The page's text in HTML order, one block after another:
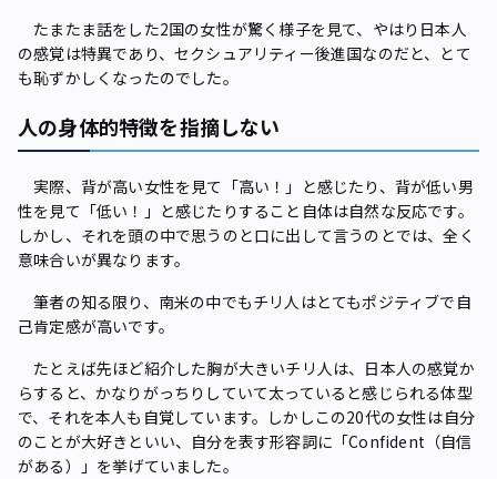
たまたま話をした2国の女性が驚く様子を見て、やはり日本人
の感覚は特異であり、セクシュアリティー後進国なのだと、とて
も恥ずかしくなったのでした。
人の身体的特徴を指摘しない
実際、背が高い女性を見て「高い！」と感じたり、背が低い男
性を見て「低い！」と感じたりすること自体は自然な反応です。
しかし、それを頭の中で思うのと口に出して言うのとでは、全く
意味合いが異なります。
筆者の知る限り、南米の中でもチリ人はとてもポジティブで自
己肯定感が高いです。
たとえば先ほど紹介した胸が大きいチリ人は、日本人の感覚か
らすると、かなりがっちりしていて太っていると感じられる体型
で、それを本人も自覚しています。しかしこの20代の女性は自分
のことが大好きといい、自分を表す形容詞に「Confident（自信
がある）」を挙げていました。